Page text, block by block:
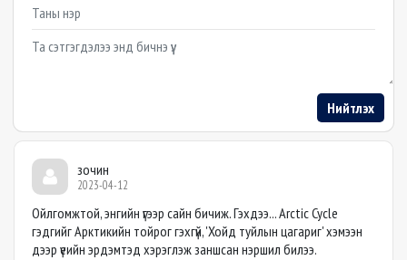
Example textarea
Нийтлэх
зочин
2023-04-12
Ойлгомжтой, энгийн үгээр сайн бичиж. Гэхдээ... Arctic Cycle
гэдгийг Арктикийн тойрог гэхгүй, 'Хойд туйлын цагариг' хэмээн
дээр үеийн эрдэмтэд хэрэглэж заншсан нэршил билээ.